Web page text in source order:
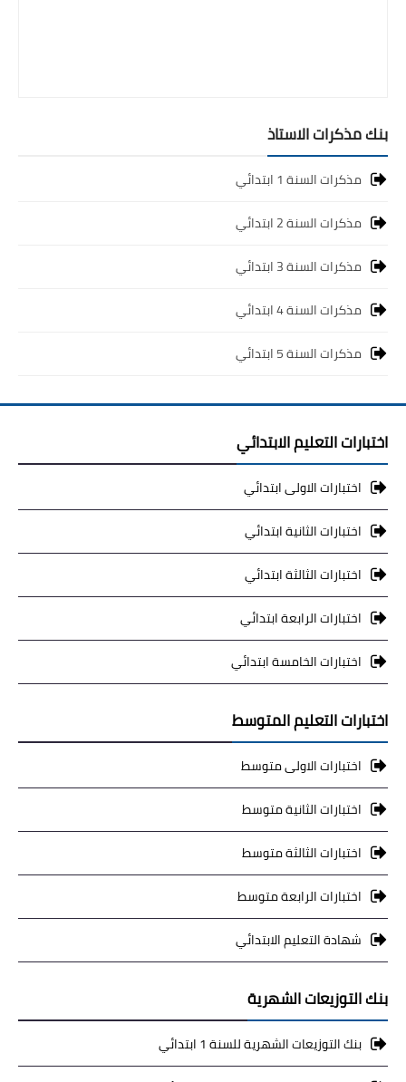
بنك مذكرات الاستاذ
مذكرات السنة 1 ابتدائي
مذكرات السنة 2 ابتدائي
مذكرات السنة 3 ابتدائي
مذكرات السنة 4 ابتدائي
مذكرات السنة 5 ابتدائي
اختبارات التعليم الابتدائي
اختبارات الاولى ابتدائي
اختبارات الثانية ابتدائي
اختبارات الثالثة ابتدائي
اختبارات الرابعة ابتدائي
اختبارات الخامسة ابتدائي
اختبارات التعليم المتوسط
اختبارات الاولى متوسط
اختبارات الثانية متوسط
اختبارات الثالثة متوسط
اختبارات الرابعة متوسط
شهادة التعليم الابتدائي
بنك التوزيعات الشهرية
بنك التوزيعات الشهرية للسنة 1 ابتدائي